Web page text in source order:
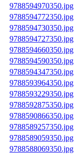
9788594970350.jpg
9788594772350.jpg
9788594730350.jpg
9788594727350.jpg
9788594660350.jpg
9788594590350.jpg
9788594347350.jpg
9788593964350.jpg
9788593229350.jpg
9788592875350.jpg
9788590866350.jpg
9788589257350.jpg
9788589059350.jpg
9788588069350.jpg